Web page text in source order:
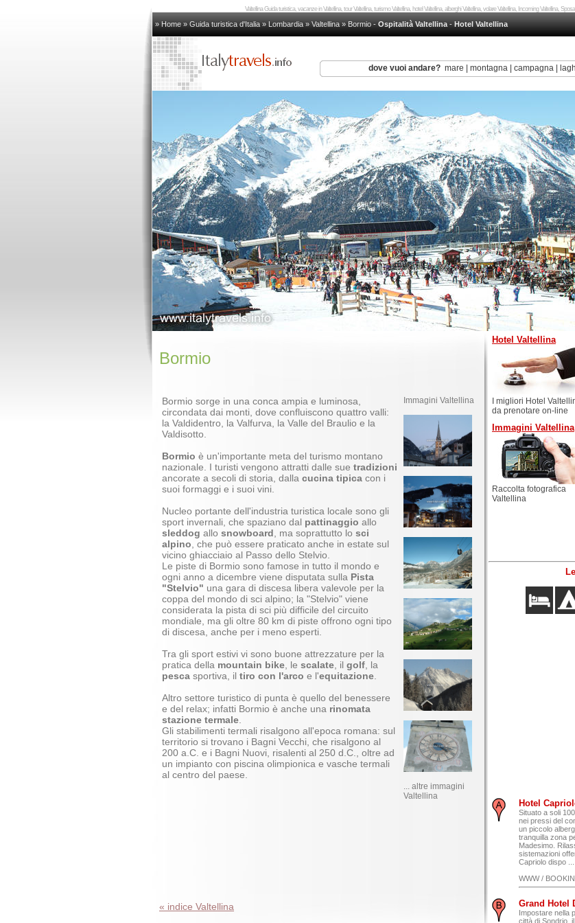
Valtellina Guida turistica, vacanze in Valtellina, tour Valtellina, turismo Valtellina, hotel Valtellina, alberghi Valtellina, volare Valtellina, Incoming Valtellina,
» Home » Guida turistica d'Italia » Lombardia » Valtellina » Bormio - Ospitalità Valtellina - Hotel Valtellina
dove vuoi andare? mare montagna campagna
Bormio
Bormio sorge in una conca ampia e luminosa,
circondata dai monti, dove confluiscono quattro valli:
la Valdidentro, la Valfurva, la Valle del Braulio e la
Valdisotto.
Bormio è un'importante meta del turismo montano
nazionale. I turisti vengono attratti dalle sue tradizioni
ancorate a secoli di storia, dalla cucina tipica con i
suoi formaggi e i suoi vini.
Nucleo portante dell'industria turistica locale sono gli
sport invernali, che spaziano dal pattinaggio allo
sleddog allo snowboard , ma soprattutto lo sci
alpino , che può essere praticato anche in estate sul
vicino ghiacciaio al Passo dello Stelvio.
Le piste di Bormio sono famose in tutto il mondo e
ogni anno a dicembre viene disputata sulla Pista
"Stelvio" una gara di discesa libera valevole per la
coppa del mondo di sci alpino; la "Stelvio" viene
considerata la pista di sci più difficile del circuito
mondiale, ma gli oltre 80 km di piste offrono ogni tipo
di discesa, anche per i meno esperti.
Tra gli sport estivi vi sono buone attrezzature per la
pratica della mountain bike , le scalate , il golf , la
pesca sportiva, il tiro con l'arco e l'equitazione
Altro settore turistico di punta è quello del benessere
e del relax; infatti Bormio è anche una rinomata
stazione termale
Gli stabilimenti termali risalgono all'epoca romana: sul
territorio si trovano i Bagni Vecchi, che risalgono al
200 a.C. e i Bagni Nuovi, risalenti al 250 d.C., oltre ad
un impianto con piscina olimpionica e vasche termali
al centro del paese.
Immagini Valtellina
... altre immagini
Valtellina
« indice Valtellina
Hotel Valtellina
I migliori Hotel
da prenotare on-line
Immagini Valtellina
Raccolta fotografica
Valtellina
Hotel
Situato a soli
nei pressi del
un piccolo
tranquilla zona
Madesimo.
sistemazioni
Capriolo dispo ...
WWW /
Grand Hotel
Impostare nella
città di Sondrio,